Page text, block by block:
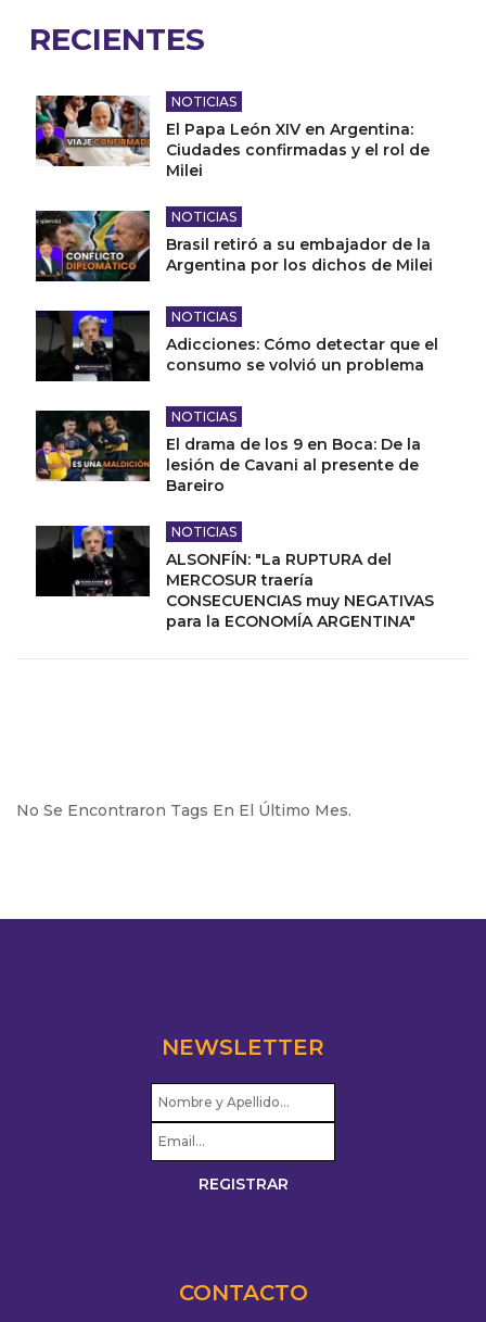
RECIENTES
NOTICIAS
El Papa León XIV en Argentina:
Ciudades confirmadas y el rol de
Milei
NOTICIAS
Brasil retiró a su embajador de la
Argentina por los dichos de Milei
NOTICIAS
Adicciones: Cómo detectar que el
consumo se volvió un problema
NOTICIAS
El drama de los 9 en Boca: De la
lesión de Cavani al presente de
Bareiro
NOTICIAS
ALSONFÍN: "La RUPTURA del
MERCOSUR traería
CONSECUENCIAS muy NEGATIVAS
para la ECONOMÍA ARGENTINA"
No Se Encontraron Tags En El Último Mes.
NEWSLETTER
CONTACTO